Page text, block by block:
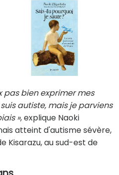
pas bien exprimer mes
autiste, mais je parviens
», explique Naoki
atteint d'autisme sévère,
Kisarazu, au sud-est de